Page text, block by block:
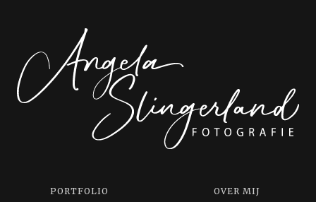
PORTFOLIO OVER MIJ